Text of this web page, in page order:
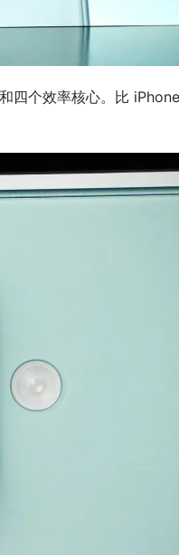
四个效率核心。比